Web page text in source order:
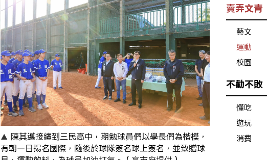
陳其邁接續到三民高中，期勉球員們以學長們為楷模，
有朝一日揚名國際，隨後於球隊簽名球上簽名，並致贈球
賣弄文青
藝文
運動
校園
不勸不敗
懂吃
遊玩
消費